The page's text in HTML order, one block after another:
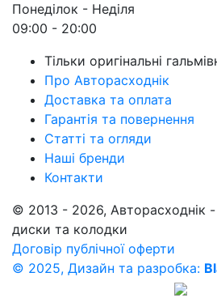
Понеділок - Неділя
09:00 - 20:00
Тільки оригінальні
Про Авторасходнік
Доставка та оплата
Гарантія та повернення
Статті та огляди
Наші бренди
Контакти
© 2013 - 2026, Авторасходнік -
диски та колодки
Договір публічної оферти
© 2025, Дизайн та разробка: